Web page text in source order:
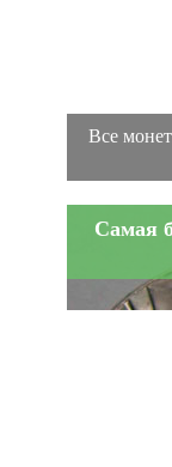
Все
Самая